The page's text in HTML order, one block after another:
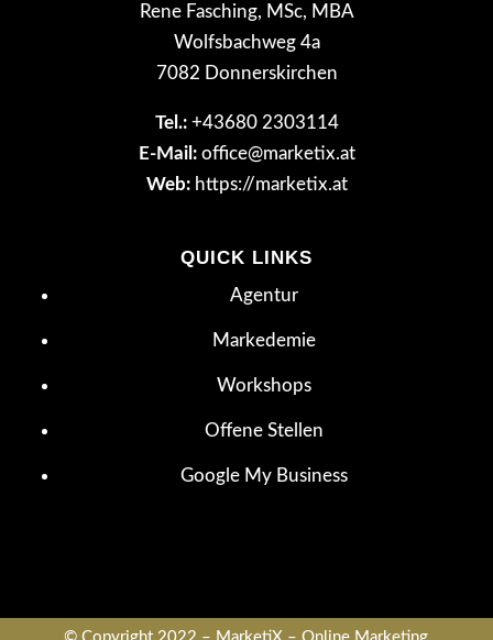
Rene Fasching, MSc, MBA
Wolfsbachweg 4a
7082 Donnerskirchen
Tel.: +43680 2303114
E-Mail: office@marketix.at
Web: https://marketix.at
QUICK LINKS
Agentur
Markedemie
Workshops
Offene Stellen
Google My Business